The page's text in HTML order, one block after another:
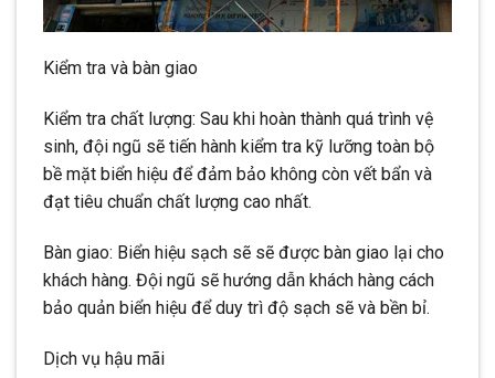
Kiểm tra và bàn giao
Kiểm tra chất lượng: Sau khi hoàn thành quá trình vệ
sinh, đội ngũ sẽ tiến hành kiểm tra kỹ lưỡng toàn bộ
bề mặt biển hiệu để đảm bảo không còn vết bẩn và
đạt tiêu chuẩn chất lượng cao nhất.
Bàn giao: Biển hiệu sạch sẽ sẽ được bàn giao lại cho
khách hàng. Đội ngũ sẽ hướng dẫn khách hàng cách
bảo quản biển hiệu để duy trì độ sạch sẽ và bền bỉ.
Dịch vụ hậu mãi